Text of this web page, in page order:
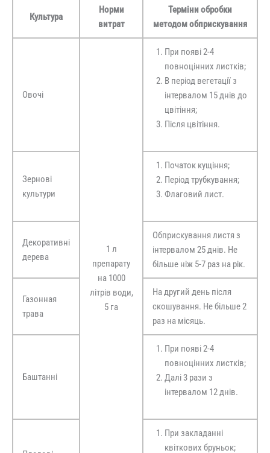
Культура
Норми
витрат
Терміни обробки
методом обприскування
Овочі
1 л
препарату
на 1000
літрів води,
5 га
При появі 2-4
повноцінних листків;
В період вегетації з
інтервалом 15 днів до
цвітіння;
Після цвітіння.
Зернові
культури
Початок кущіння;
Період трубкування;
Флаговий лист.
Декоративні
дерева
Обприскування листя з
інтервалом 25 днів. Не
більше ніж 5-7 раз на рік.
Газонная
трава
На другий день після
скошування. Не більше 2
раз на місяць.
Баштанні
При появі 2-4
повноцінних листків;
Далі 3 рази з
інтервалом 12 днів.
При закладанні
квіткових бруньок;